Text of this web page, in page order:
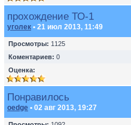
прохождение ТО-1
уголек • 21 июл 2013, 11:49
Просмотры: 1125
Коментариев: 0
Оценка:
Понравилось
oedge • 02 авг 2013, 19:27